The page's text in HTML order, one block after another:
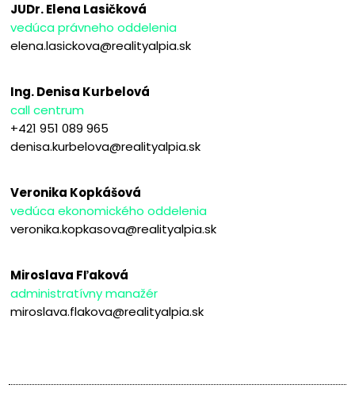
JUDr. Elena Lasičková
vedúca právneho oddelenia
elena.lasickova@realityalpia.sk
Ing. Denisa Kurbelová
call centrum
+421 951 089 965
denisa.kurbelova@realityalpia.sk
Veronika Kopkášová
vedúca ekonomického oddelenia
veronika.kopkasova@realityalpia.sk
Miroslava Fľaková
administratívny manažér
miroslava.flakova@realityalpia.sk